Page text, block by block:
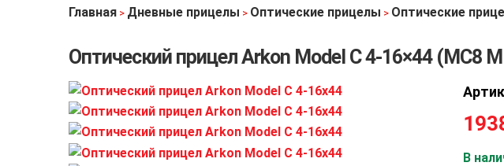
Главная > Дневные прицелы > Оптические прицелы > Оптические
Оптический прицел Arkon Model C 4-16×44 (MC8
В